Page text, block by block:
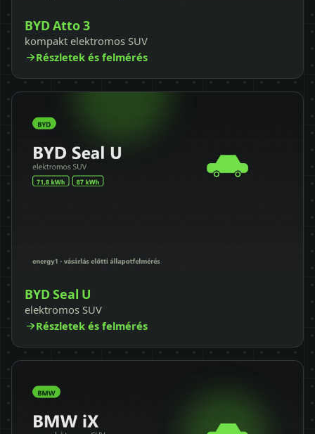
BYD Atto 3
kompakt elektromos SUV
Részletek és felmérés
BYD Seal U
elektromos SUV
Részletek és felmérés